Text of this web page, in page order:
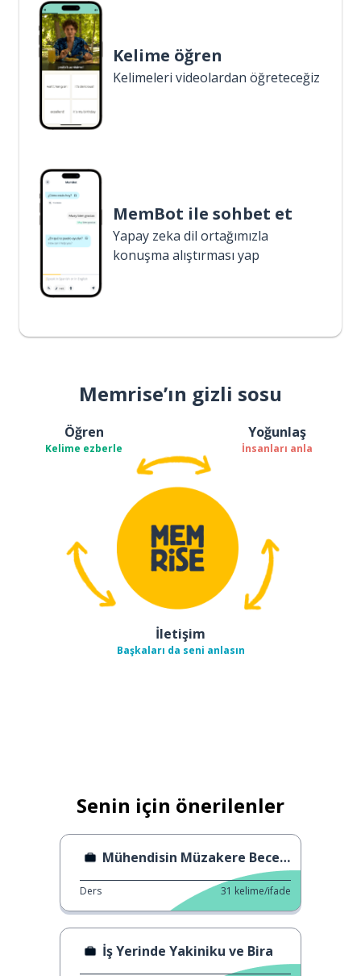
Kelime öğren
Kelimeleri videolardan öğreteceğiz
MemBot ile sohbet et
Yapay zeka dil ortağımızla
konuşma alıştırması yap
Memrise’ın gizli sosu
Öğren
Kelime ezberle
Yoğunlaş
İnsanları anla
İletişim
Başkaları da seni anlasın
Senin için önerilenler
Mühendisin Müzakere Becerileri
Ders 31 kelime/ifade
İş Yerinde Yakiniku ve Bira